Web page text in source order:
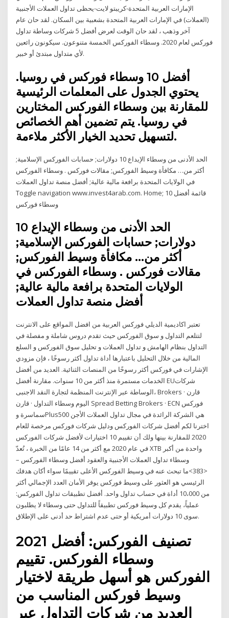
الإمارات العربية المتحدة-كريبتو لايت-يحظى تداول العملات الأجنبية
(العملات) في الإمارات العربية المتحدة بشعبية بين السكان. لقد حان عام
آخر وذهب ، لقد حان الوقت لعرض أفضل 5 شركات وساطة تداول
فوركس لعام 2020. وسطاء الفوركس الخمسة متنوعون. سيكونون رائعين
لأي متداول مبتدئ أو خبير.
أفضل 10 وسطاء فوركس في روسيا.
يحتوي الجدول على المعلمات الرئيسية
للمقارنة بين وسطاء الفوركس المختارين
في روسيا. يتم تضمين أهم الخصائص
لتسهيل تحديد الخيار الأكثر ملاءمة.
الحد الأدنى من وسطاء الإيداع 10 دولارات; حسابات الفوركس الإسلامية;
أكثر من… مكافأة وسيط الفوركس; مقالات فوركس . وسطاء الفوركس
في الولايات المتحدة برافعة مالية عالية; أفضل منصة تداول العملات
Toggle navigation www.invest4arab.com. Home; قائمة أفضل 10
وسطاء فوركس
الحد الأدنى من وسطاء الإيداع 10
دولارات; حسابات الفوركس الإسلامية;
أكثر من… مكافأة وسيط الفوركس;
مقالات فوركس . وسطاء الفوركس في
الولايات المتحدة برافعة مالية عالية;
أفضل منصة تداول العملات
تعتبر اكاديمية الديلي فوركس العربية من افضل المواقع على الانترنت
لتتلعم التداول و سوق الفوركس حيث تقدم دروس شاملة و مفصلة في
التداول بنظام الهامش و تداول العملات و تحليل سوق الفوركس و السلع
المالية من خلال التحليل باعتبارها أداة تداول أكثر رسوخًا ، فإن مزودي
الإشارات في فوركس أكثر رسوخًا من المنصات الثنائية. العديد من أفضل
الخدمات مستمرة منذ أكثر من 10 سنوات. مقارنة أفضل EUشركات
الوساطة عبر الإنترنت المنظمة لتجارة النقد الاجنبى، Brokers · قارن
اليوم وسطاء التداول · قارن Spread Betting Brokers · ECN فوركس
سماسرة وPlus500 هي الشركة الرائدة في مجال تداول العملات الأجن
اخترنا لكم أفضل شركات الفوركس ودليل شركات فوركس مرخصة للعام
2020 للمقارنة بينها ولك أن تقييم 10 اختيارات لأفضل شركات الفوركس
في عام 2020 مع أكثر من 14 عامًا من الخبرة ، تُعدّ XTB واحدة من أكبر
وسطاء تداول العملات الأجنبية والعقود أفضل وسطاء الفوركس –
<383>ما تبحث عنه في وسيط الفوركس الأعلى تقييمًا سواء أكان هدفك
الرئيسي هو العثور على وسيط فوركس يوفر الأمان العدد الإجمالي أكثر
من 10،000 أداة في حساب تداول واحد. أفضل تطبيقات تداول الفوركس:
عملياً، يقدم كل وسيط فوركس تطبيقاً للتداول حتى وسطاء لا يطلبون
سوى 10 دولارات أمريكية أو حتى عدم اشتراط حد أدنى على الإطلاق.
2021 تصنيف الفوركس: أفضل
وسطاء الفوركس. تقييم
الفوركس هو أسهل طريقة لاختيار
وسيط فوركس المناسب من
العديد من شركات التداول عبر